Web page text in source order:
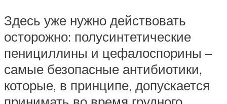
Здесь уже нужно действовать
осторожно: полусинтетические
пенициллины и цефалоспорины –
самые безопасные антибиотики,
которые, в принципе, допускается